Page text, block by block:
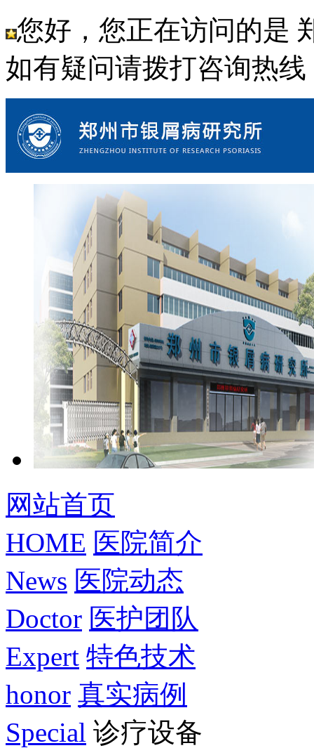
您好，您正在访问的是
如有疑问请拨打咨询热线
网站首页
HOME 医院简介
News 医院动态
Doctor 医护团队
Expert 特色技术
honor 真实病例
Special 诊疗设备